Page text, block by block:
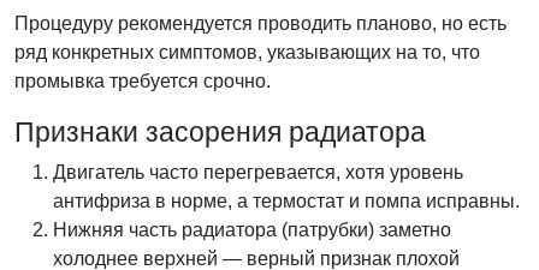
Процедуру рекомендуется проводить планово, но есть
ряд конкретных симптомов, указывающих на то, что
промывка требуется срочно.
Признаки засорения радиатора
Двигатель часто перегревается, хотя уровень
антифриза в норме, а термостат и помпа исправны.
Нижняя часть радиатора (патрубки) заметно
холоднее верхней — верный признак плохой